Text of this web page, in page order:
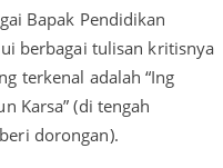
Bapak Pendidikan
berbagai tulisan kritisnya
terkenal adalah “Ing
Karsa” (di tengah
dorongan).